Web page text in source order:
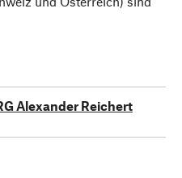
Alexander Reichert